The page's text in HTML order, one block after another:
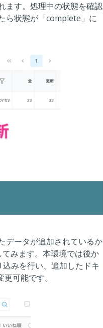
い
ます。処理中の状態を確認
ら状態が「complete」に
データが追加されているか
みます。本環境では後か
みを行い、追加したドキ
可能です。